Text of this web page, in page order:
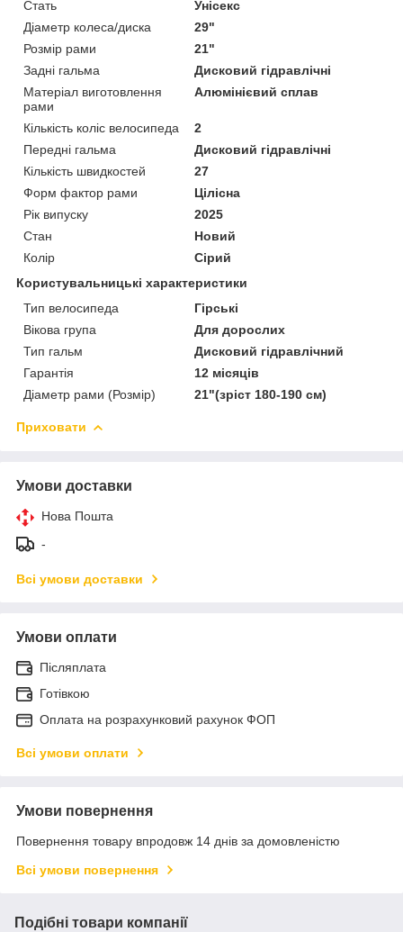
Стать
Унісекс
Діаметр колеса/диска
29"
Розмір рами
21"
Задні гальма
Дисковий гідравлічні
Матеріал виготовлення
рами
Алюмінієвий сплав
Кількість коліс велосипеда
2
Передні гальма
Дисковий гідравлічні
Кількість швидкостей
27
Форм фактор рами
Цілісна
Рік випуску
2025
Стан
Новий
Колір
Сірий
Користувальницькі характеристики
Тип велосипеда
Гірські
Вікова група
Для дорослих
Тип гальм
Дисковий гідравлічний
Гарантія
12 місяців
Діаметр рами (Розмір)
21"(зріст 180-190 см)
Приховати
Умови доставки
Нова Пошта
-
Всі умови доставки
Умови оплати
Післяплата
Готівкою
Оплата на розрахунковий рахунок ФОП
Всі умови оплати
Умови повернення
Повернення товару впродовж 14 днів за домовленістю
Всі умови повернення
Подібні товари компанії